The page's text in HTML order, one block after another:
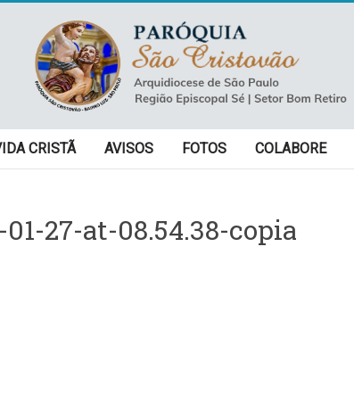
CRISTÃ AVISOS FOTOS COLABORE
27-at-08.54.38-copia